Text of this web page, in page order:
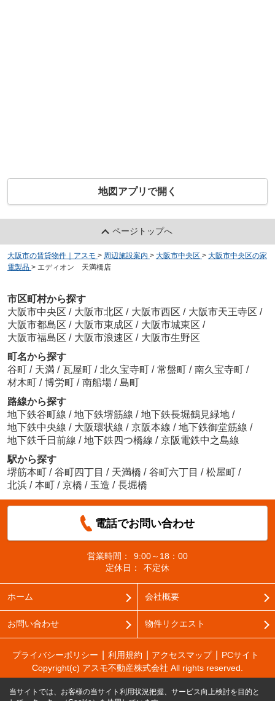
地図アプリで開く
ページトップへ
大阪市の賃貸物件｜アスモ > 周辺施設案内 > 大阪市中央区 > 大阪市中央区の家
電製品 > エディオン 天満橋店
市区町村から探す
大阪市中央区 / 大阪市北区 / 大阪市西区 / 大阪市天王寺区 /
大阪市都島区 / 大阪市東成区 / 大阪市城東区 /
大阪市福島区 / 大阪市浪速区 / 大阪市生野区
町名から探す
谷町 / 天満 / 瓦屋町 / 北久宝寺町 / 常盤町 / 南久宝寺町 /
材木町 / 博労町 / 南船場 / 島町
路線から探す
地下鉄谷町線 / 地下鉄堺筋線 / 地下鉄長堀鶴見緑地 /
地下鉄中央線 / 大阪環状線 / 京阪本線 / 地下鉄御堂筋線 /
地下鉄千日前線 / 地下鉄四つ橋線 / 京阪電鉄中之島線
駅から探す
堺筋本町 / 谷町四丁目 / 天満橋 / 谷町六丁目 / 松屋町 /
北浜 / 本町 / 京橋 / 玉造 / 長堀橋
電話でお問い合わせ
営業時間：
9:00～18：00
定休日：
不定休
ホーム 会社概要
お問い合わせ 物件リクエスト
プライバシーポリシー 利用規約 アクセスマップ
PCサイト
Copyright(c) アスモ不動産株式会社 All rights reserved.
当サイトでは、お客様の当サイト利用状況把握、サービス向上検討を目的と